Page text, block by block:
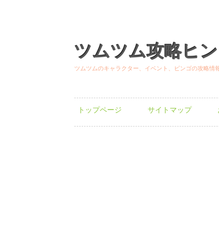
ツムツム攻略ヒ
ツムツムのキャラクター、イベント、ビンゴの攻略情
トップページ サイトマップ